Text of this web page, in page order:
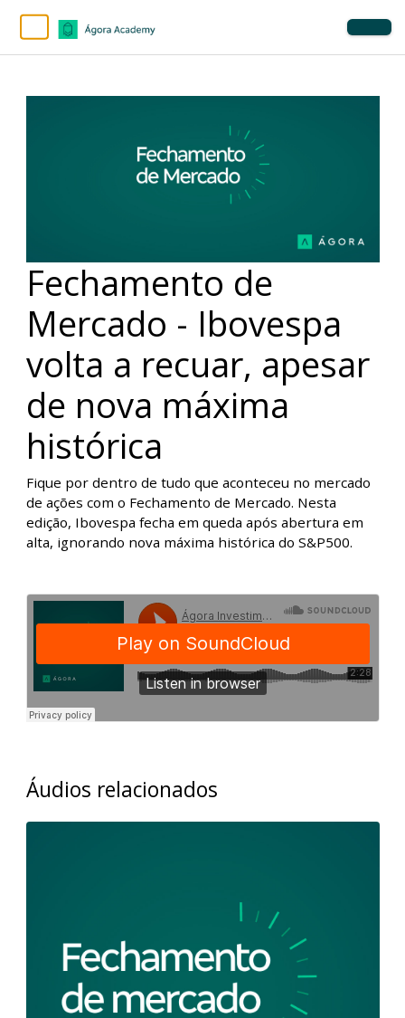
Fechamento de
Mercado - Ibovespa
volta a recuar, apesar
de nova máxima
histórica
Fique por dentro de tudo que aconteceu no mercado
de ações com o Fechamento de Mercado. Nesta
edição, Ibovespa fecha em queda após abertura em
Áudios relacionados